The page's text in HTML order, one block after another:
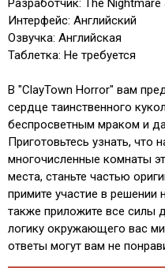
Разработчик: The Nightmare
Интерфейс: Английский
Озвучка: Английская
Таблетка: Не требуется
В "ClayTown Horror" вам
сердце таинственного
беспросветным мраком и
Приготовьтесь узнать,
многочисленные комнаты
места, станьте частью
примите участие в решении
также приложите все силы
логику окружающего вас
ответы могут вам не